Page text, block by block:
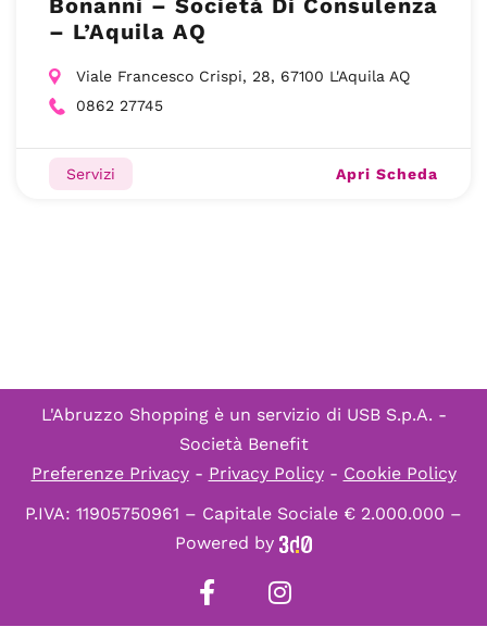
Bonanni – Società Di Consulenza
– L’Aquila AQ
Viale Francesco Crispi, 28, 67100 L'Aquila AQ
0862 27745
Servizi Apri Scheda
L'Abruzzo Shopping è un servizio di USB S.p.A. -
Società Benefit
Preferenze Privacy- Privacy Policy- Cookie Policy
P.IVA: 11905750961 – Capitale Sociale € 2.000.000 –
Powered by